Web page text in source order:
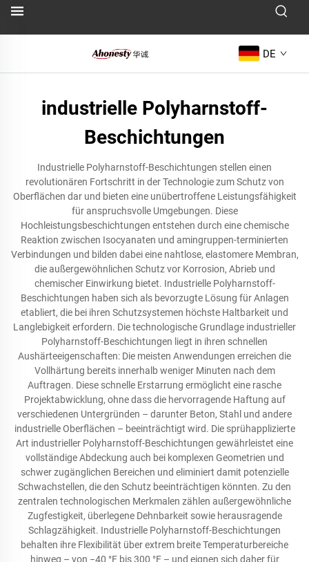
DE
industrielle Polyharnstoff-
Beschichtungen
Industrielle Polyharnstoff-Beschichtungen stellen einen
revolutionären Fortschritt in der Technologie zum Schutz von
Oberflächen dar und bieten eine unübertroffene Leistungsfähigkeit
für anspruchsvolle Umgebungen. Diese
Hochleistungsbeschichtungen entstehen durch eine chemische
Reaktion zwischen Isocyanaten und amingruppen-terminierten
Verbindungen und bilden dabei eine nahtlose, elastomere Membran,
die außergewöhnlichen Schutz vor Korrosion, Abrieb und
chemischer Einwirkung bietet. Industrielle Polyharnstoff-
Beschichtungen haben sich als bevorzugte Lösung für Anlagen
etabliert, die bei ihren Schutzsystemen höchste Haltbarkeit und
Langlebigkeit erfordern. Die technologische Grundlage industrieller
Polyharnstoff-Beschichtungen liegt in ihren schnellen
Aushärteeigenschaften: Die meisten Anwendungen erreichen die
Vollhärtung bereits innerhalb weniger Minuten nach dem
Auftragen. Diese schnelle Erstarrung ermöglicht eine rasche
Projektabwicklung, ohne dass die hervorragende Haftung auf
verschiedenen Untergründen – darunter Beton, Stahl und andere
industrielle Oberflächen – beeinträchtigt wird. Die sprühapplizierte
Art industrieller Polyharnstoff-Beschichtungen gewährleistet eine
vollständige Abdeckung auch bei komplexen Geometrien und
schwer zugänglichen Bereichen und eliminiert damit potenzielle
Schwachstellen, die den Schutz beeinträchtigen könnten. Zu den
zentralen technologischen Merkmalen zählen außergewöhnliche
Zugfestigkeit, überlegene Dehnbarkeit sowie herausragende
Schlagzähigkeit. Industrielle Polyharnstoff-Beschichtungen
behalten ihre Flexibilität über extrem breite Temperaturbereiche
hinweg – von −40 °F bis 300 °F – und eignen sich daher für